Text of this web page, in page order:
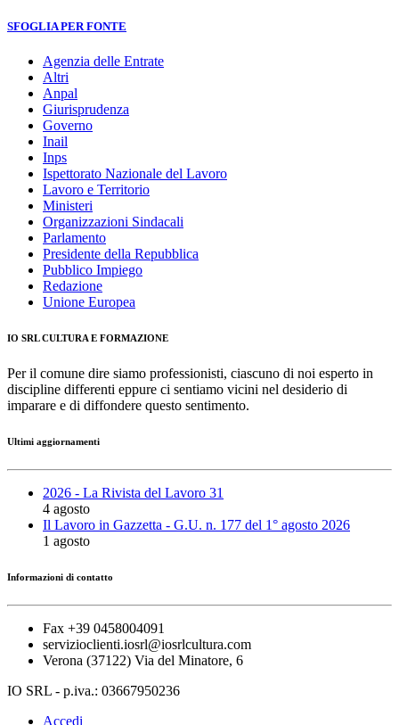
SFOGLIA PER FONTE
Agenzia delle Entrate
Altri
Anpal
Giurisprudenza
Governo
Inail
Inps
Ispettorato Nazionale del Lavoro
Lavoro e Territorio
Ministeri
Organizzazioni Sindacali
Parlamento
Presidente della Repubblica
Pubblico Impiego
Redazione
Unione Europea
IO SRL CULTURA E FORMAZIONE
Per il comune dire siamo professionisti, ciascuno di noi esperto in
discipline differenti eppure ci sentiamo vicini nel desiderio di
imparare e di diffondere questo sentimento.
Ultimi aggiornamenti
2026 - La Rivista del Lavoro 31
4 agosto
Il Lavoro in Gazzetta - G.U. n. 177 del 1° agosto 2026
1 agosto
Informazioni di contatto
Fax +39 0458004091
servizioclienti.iosrl@iosrlcultura.com
Verona (37122) Via del Minatore, 6
IO SRL - p.iva.: 03667950236
Accedi